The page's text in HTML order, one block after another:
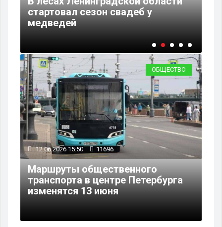
стартовал сезон свадеб у
медведей
ОБЩЕСТВО
12.06.2026 15:50 11696
Маршруты общественного
транспорта в центре Петербурга
изменятся 13 июня